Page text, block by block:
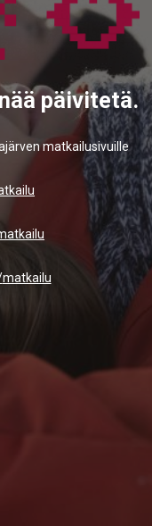
päivitetä.
matkailusivuille
matkailu